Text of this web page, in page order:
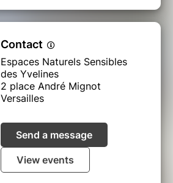
Contact
Espaces Naturels Sensibles
des Yvelines
2 place André Mignot
Versailles
Send a message
View events